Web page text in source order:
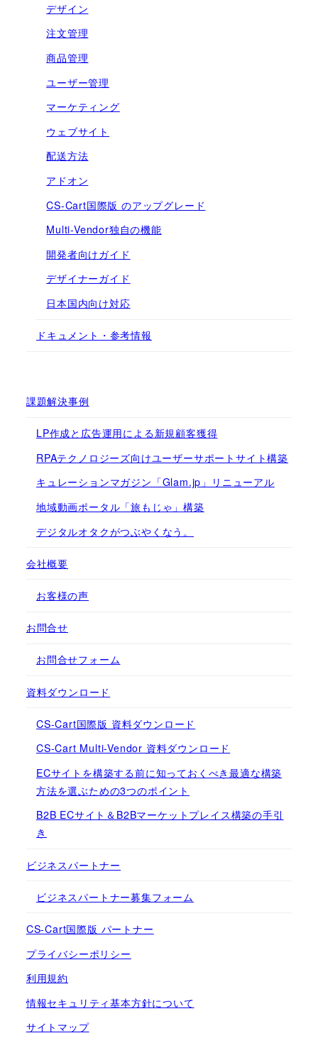
デザイン
注文管理
商品管理
ユーザー管理
マーケティング
ウェブサイト
配送方法
アドオン
CS-Cart国際版 のアップグレード
Multi-Vendor独自の機能
開発者向けガイド
デザイナーガイド
日本国内向け対応
ドキュメント・参考情報
課題解決事例
LP作成と広告運用による新規顧客獲得
RPAテクノロジーズ向けユーザーサポートサイト構築
キュレーションマガジン「Glam.jp」リニューアル
地域動画ポータル「旅もじゃ」構築
デジタルオタクがつぶやくなう。
会社概要
お客様の声
お問合せ
お問合せフォーム
資料ダウンロード
CS-Cart国際版 資料ダウンロード
CS-Cart Multi-Vendor 資料ダウンロード
ECサイトを構築する前に知っておくべき最適な構築
方法を選ぶための3つのポイント
B2B ECサイト＆B2Bマーケットプレイス構築の手引
き
ビジネスパートナー
ビジネスパートナー募集フォーム
CS-Cart国際版 パートナー
プライバシーポリシー
利用規約
情報セキュリティ基本方針について
サイトマップ